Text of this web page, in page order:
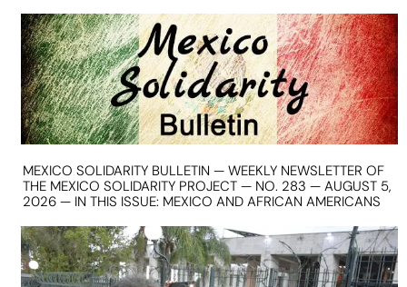
MEXICO SOLIDARITY BULLETIN — WEEKLY NEWSLETTER OF
THE MEXICO SOLIDARITY PROJECT — NO. 283 — AUGUST 5,
2026 — IN THIS ISSUE: MEXICO AND AFRICAN AMERICANS